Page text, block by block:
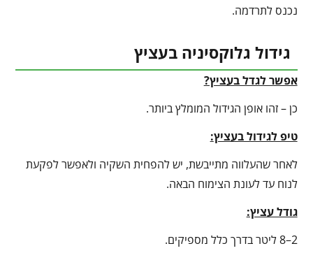
נכנס לתרדמה.
גידול גלוקסיניה בעציץ
אפשר לגדל בעציץ?
כן – זהו אופן הגידול המומלץ ביותר.
טיפ לגידול בעציץ:
לאחר שהעלווה מתייבשת, יש להפחית השקיה ולאפשר לפקעת
לנוח עד לעונת הצימוח הבאה.
גודל עציץ:
2–8 ליטר בדרך כלל מספיקים.